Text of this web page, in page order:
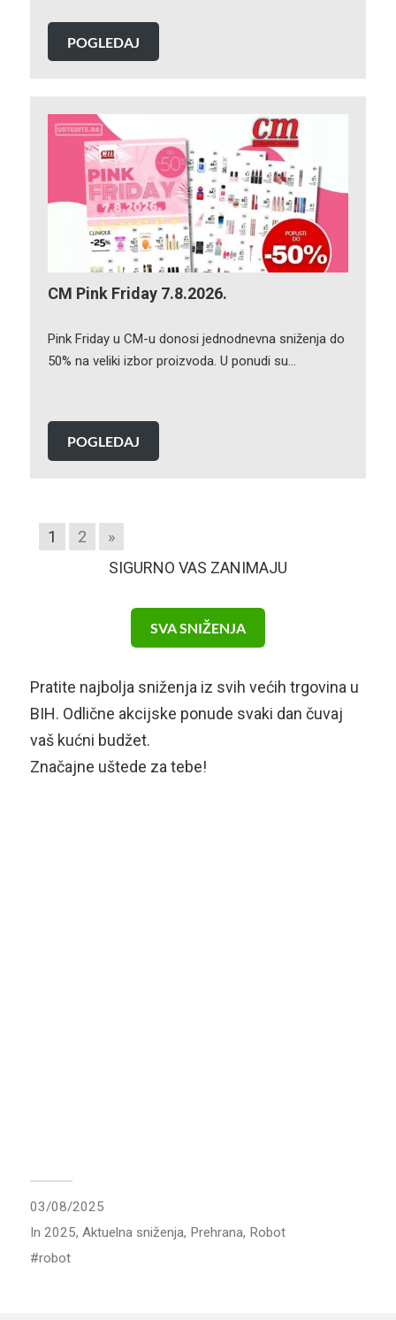
POGLEDAJ
CM Pink Friday 7.8.2026.
Pink Friday u CM-u donosi jednodnevna sniženja do
50% na veliki izbor proizvoda. U ponudi su…
POGLEDAJ
1 2
»
SIGURNO VAS ZANIMAJU
SVA SNIŽENJA
Pratite najbolja sniženja iz svih većih trgovina u
BIH. Odlične akcijske ponude svaki dan čuvaj
vaš kućni budžet.
Značajne uštede za tebe!
03/08/2025
In 2025, Aktuelna sniženja, Prehrana, Robot
robot